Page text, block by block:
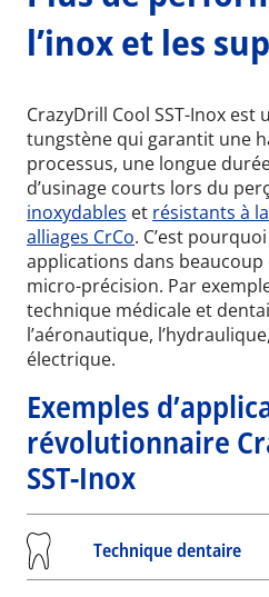
l’inox et les
CrazyDrill Cool SST-Inox
tungstène qui garantit une
processus, une longue
d’usinage courts lors du
inoxydables et résistants à
alliages CrCo. C’est
applications dans beaucoup
micro-précision. Par
technique médicale et
l’aéronautique,
électrique.
Exemples
révolutionnaire
SST-Inox
Technique dentaire